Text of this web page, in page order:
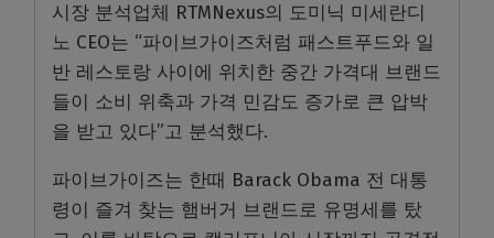
시장 분석업체 RTMNexus의 도미닉 미세란디
노 CEO는 “파이브가이즈처럼 패스트푸드와 일
반 레스토랑 사이에 위치한 중간 가격대 브랜드
들이 소비 위축과 가격 민감도 증가로 큰 압박
을 받고 있다”고 분석했다.
파이브가이즈는 한때 Barack Obama 전 대통
령이 즐겨 찾는 햄버거 브랜드로 유명세를 탔